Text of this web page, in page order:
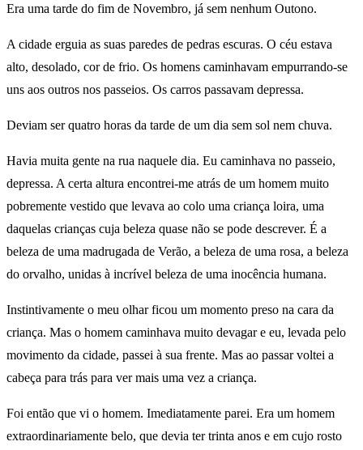
Era uma tarde do fim de Novembro, já sem nenhum Outono.
A cidade erguia as suas paredes de pedras escuras. O céu estava
alto, desolado, cor de frio. Os homens caminhavam empurrando-se
uns aos outros nos passeios. Os carros passavam depressa.
Deviam ser quatro horas da tarde de um dia sem sol nem chuva.
Havia muita gente na rua naquele dia. Eu caminhava no passeio,
depressa. A certa altura encontrei-me atrás de um homem muito
pobremente vestido que levava ao colo uma criança loira, uma
daquelas crianças cuja beleza quase não se pode descrever. É a
beleza de uma madrugada de Verão, a beleza de uma rosa, a beleza
do orvalho, unidas à incrível beleza de uma inocência humana.
Instintivamente o meu olhar ficou um momento preso na cara da
criança. Mas o homem caminhava muito devagar e eu, levada pelo
movimento da cidade, passei à sua frente. Mas ao passar voltei a
cabeça para trás para ver mais uma vez a criança.
Foi então que vi o homem. Imediatamente parei. Era um homem
extraordinariamente belo, que devia ter trinta anos e em cujo rosto